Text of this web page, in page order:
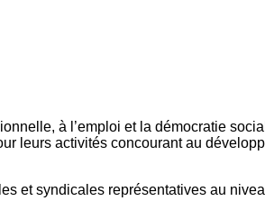
à l’emploi et la démocratie
leurs activités concourant au
et syndicales représentatives au